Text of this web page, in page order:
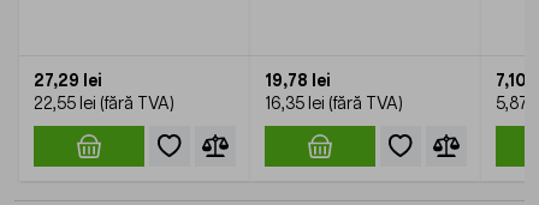
27,29 lei
22,55 lei
19,78 lei
16,35 lei
7,10
5,87